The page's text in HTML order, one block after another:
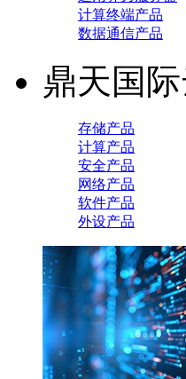
计算终端产品
数据通信产品
鼎天国
存储产品
计算产品
安全产品
网络产品
软件产品
外设产品